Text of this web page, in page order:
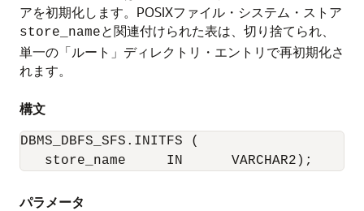
アを初期化します。POSIXファイル・システム・ストア
store_nameと関連付けられた表は、切り捨てられ、
単一の「ルート」ディレクトリ・エントリで再初期化さ
れます。
構文
DBMS_DBFS_SFS.INITFS (
   store_name     IN      VARCHAR2);
パラメータ